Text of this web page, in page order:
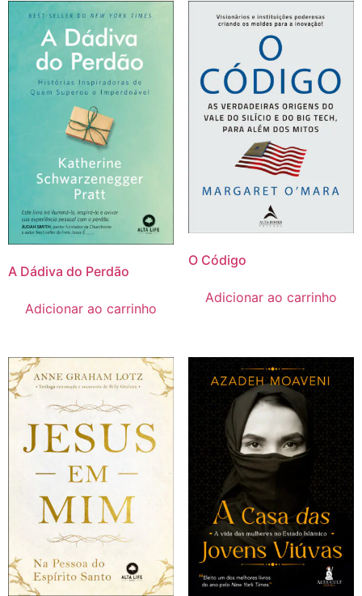
A Dádiva do Perdão
Adicionar ao carrinho
O Código
Adicionar ao carrinho